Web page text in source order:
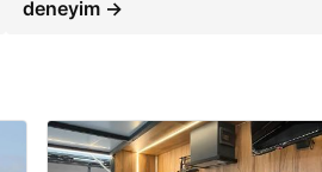
deneyim →